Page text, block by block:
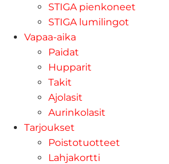
STIGA pienkoneet
STIGA lumilingot
Vapaa-aika
Paidat
Hupparit
Takit
Ajolasit
Aurinkolasit
Tarjoukset
Poistotuotteet
Lahjakortti